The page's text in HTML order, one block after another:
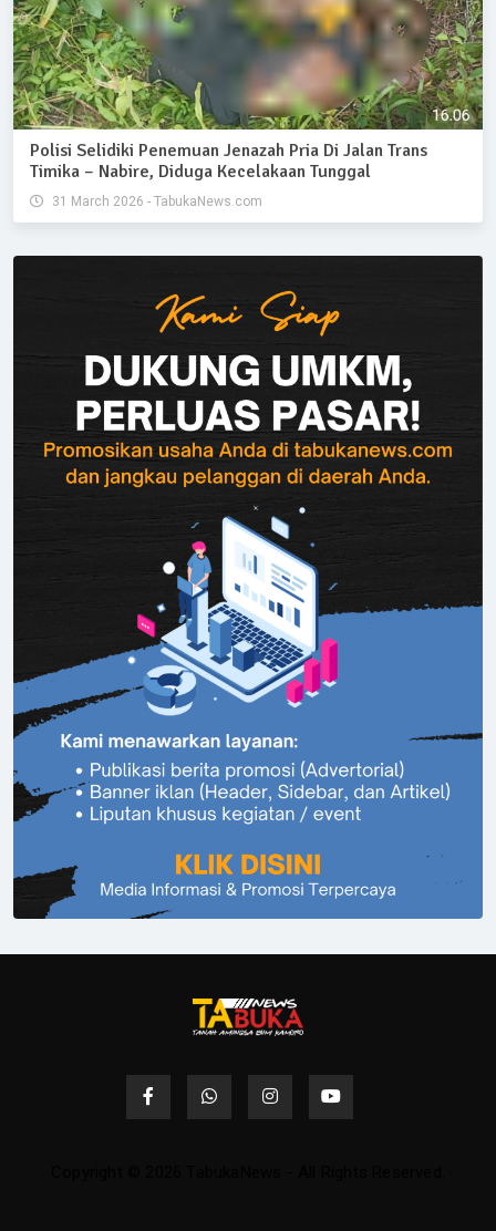
Polisi Selidiki Penemuan Jenazah Pria Di Jalan Trans
Timika – Nabire, Diduga Kecelakaan Tunggal
31 March 2026 - TabukaNews.com